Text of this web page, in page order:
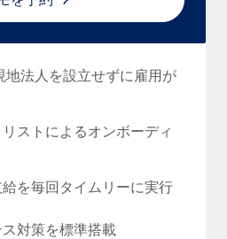
法人を設立せずに雇用が
ストによるオンボーディ
を毎回タイムリーに実行
対策を標準搭載